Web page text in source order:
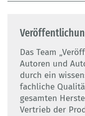
Das Team
Autoren und
durch ein
fachliche
gesamten
Vertrieb der